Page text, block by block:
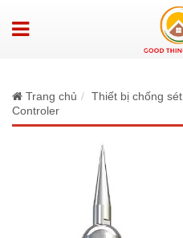
Trang chủ Thiết bị chống sét
Controler